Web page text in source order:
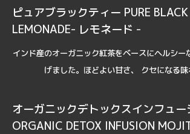
ピュアブラックティー PURE
LEMONADE- レモネード -
インド産のオーガニック紅茶をベースにヘルシー
げました。ほどよい甘さ、 クセになる味
オーガニックデトックスインフュー
ORGANIC DETOX INFUSION